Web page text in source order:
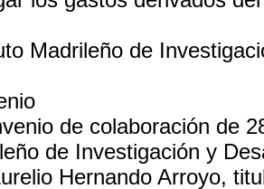
Madrileño de
de colaboración de
de Investigación y
Hernando Arroyo,